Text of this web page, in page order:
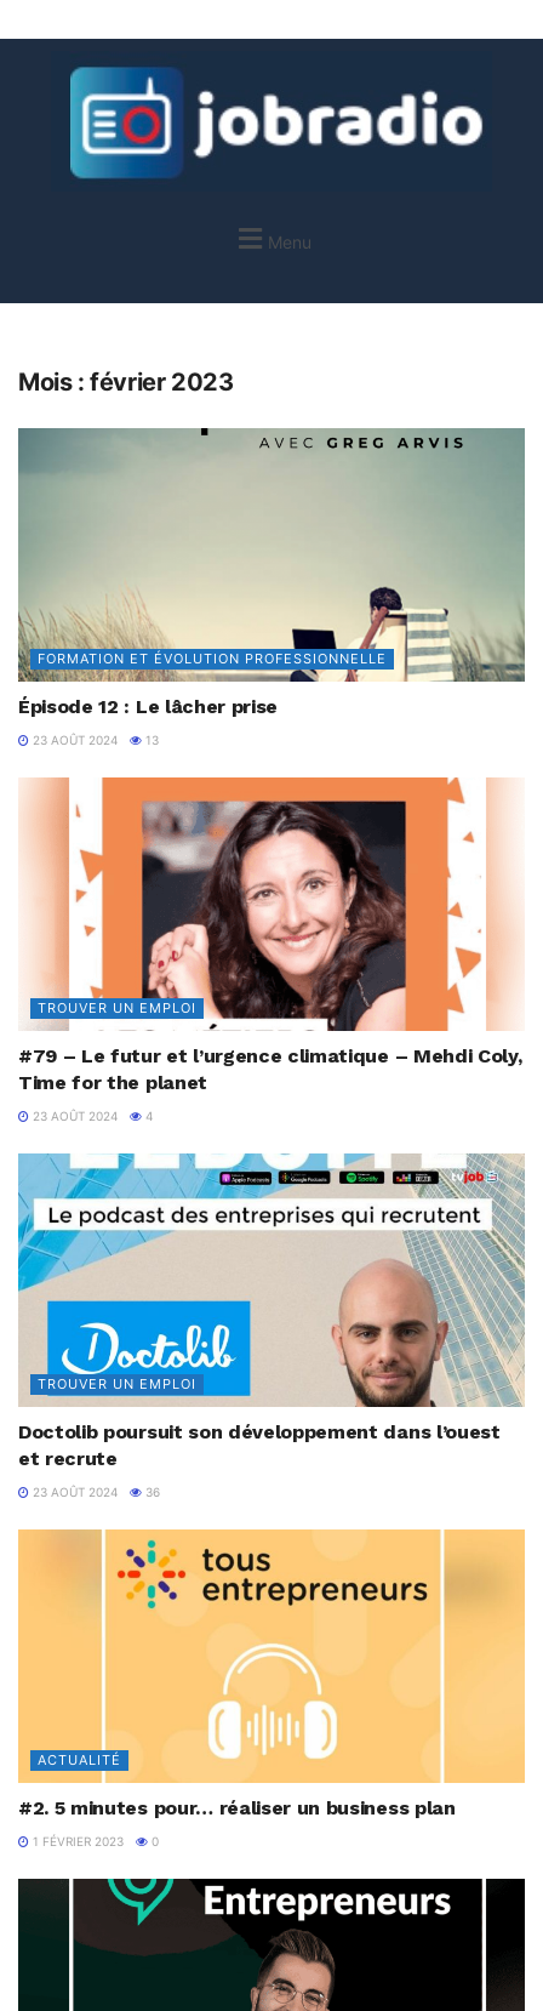
Menu
Mois :février 2023
FORMATION ET ÉVOLUTION PROFESSIONNELLE
Épisode 12 : Le lâcher prise
23 AOÛT 2024 13
TROUVER UN EMPLOI
#79 – Le futur et l’urgence climatique – Mehdi Coly,
Time for the planet
23 AOÛT 2024 4
TROUVER UN EMPLOI
Doctolib poursuit son développement dans l’ouest
et recrute
23 AOÛT 2024 36
ACTUALITÉ
#2. 5 minutes pour… réaliser un business plan
1 FÉVRIER 2023 0